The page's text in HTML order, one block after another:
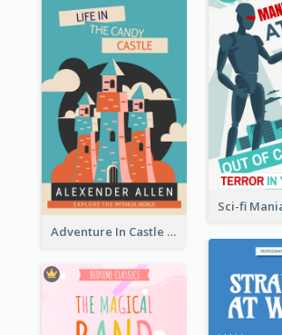
Adventure In Castle Book Cover